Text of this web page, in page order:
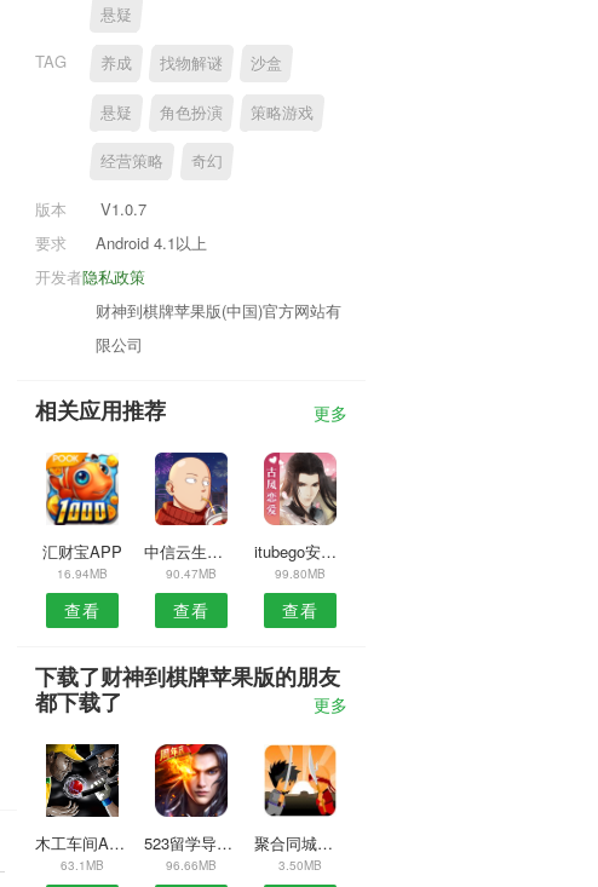
悬疑
TAG 养成 找物解谜 沙盒
悬疑 角色扮演 策略游戏
经营策略 奇幻
版本
V1.0.7
要求
Android 4.1以上
隐私政策
开发者
财神到棋牌苹果版(中国)官方网站有
限公司
相关应用推荐 更多
汇财宝APP
16.94MB
查看
中信云生活手机APP
90.47MB
查看
itubego安卓版
99.80MB
查看
下载了财神到棋牌苹果版的朋友
都下载了
更多
木工车间APP
63.1MB
523留学导航APP
96.66MB
聚合同城安卓版
3.50MB